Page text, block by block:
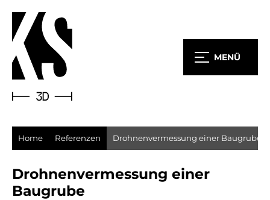
MENÜ
Home Referenzen Drohnenvermessung einer Baugrube
Drohnenvermessung einer
Baugrube